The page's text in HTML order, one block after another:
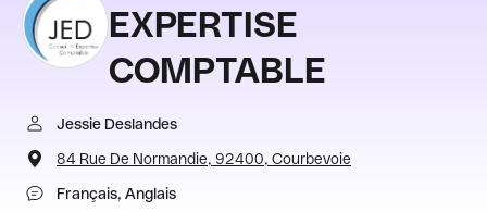
EXPERTISE
COMPTABLE
Jessie Deslandes
84 Rue De Normandie, 92400, Courbevoie
Français, Anglais